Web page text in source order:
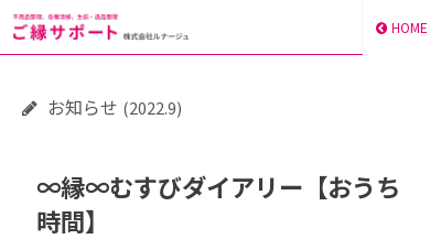
HOME
お知らせ (2022.9)
∞縁∞むすびダイアリー【おうち
時間】